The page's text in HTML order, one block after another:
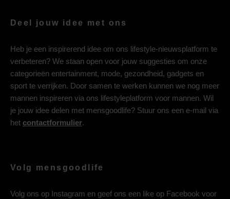
Deel jouw idee met ons
Heb je een inspirerend idee om ons lifestyle-nieuwsplatform te
verbeteren? We staan open voor jouw suggesties om onze
categorieën entertainment, mode, gezondheid, gadgets en
sport te verrijken. Door samen te werken kunnen we nog meer
mannen inspireren via ons lifestyleplatform voor mannen. Wil
je jouw idee delen met mensgoodlife? Stuur ons een e-mail via
het contactformulier.
Volg mensgoodlife
Volg ons op Instagram en geef ons een like op Facebook voor